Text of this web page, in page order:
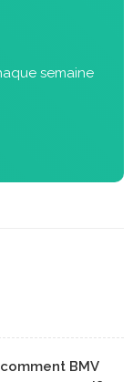
semaine
BMV